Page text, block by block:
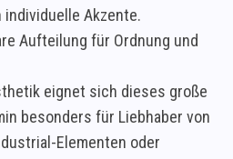
Akzente.
Aufteilung für Ordnung und
eignet sich dieses große
besonders für Liebhaber von
Elementen oder